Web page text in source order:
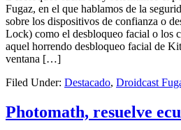
Fugaz, en el que hablamos de la
sobre los dispositivos de confianza o
Lock) como el desbloqueo facial o los
aquel horrendo desbloqueo facial de
ventana […]
Filed Under: Destacado, Droidcast
Photomath, resuelve